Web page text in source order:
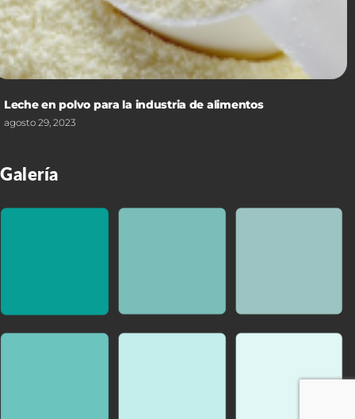
Leche en polvo para la industria de alimentos
agosto 29, 2023
Galería